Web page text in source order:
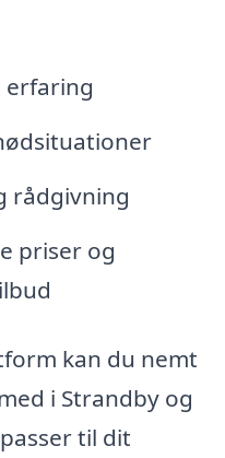
rådgivning
priser og
kan du nemt
i Strandby og
til dit